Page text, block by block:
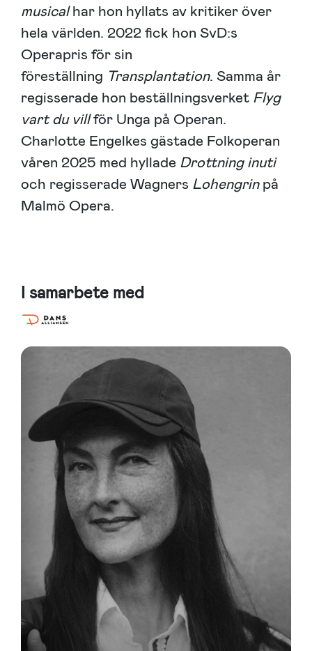
musicalhar hon hyllats av kritiker över
hela världen. 2022 fick hon SvD:s
Operapris för sin
föreställning Transplantation. Samma år
regisserade hon beställningsverket Flyg
vart du villför Unga på Operan.
Charlotte Engelkes gästade Folkoperan
våren 2025 med hyllade Drottning inuti
och regisserade Wagners Lohengrinpå
Malmö Opera.
I samarbete med